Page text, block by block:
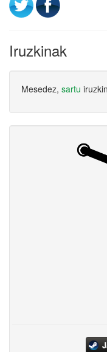
Iruzkinak
Mesedez, sartu